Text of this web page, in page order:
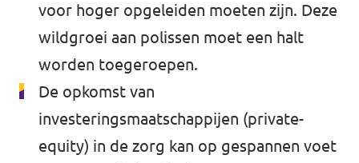
voor hoger opgeleiden moeten zijn. Deze
wildgroei aan polissen moet een halt
worden toegeroepen.
De opkomst van
investeringsmaatschappijen (private-
equity) in de zorg kan op gespannen voet